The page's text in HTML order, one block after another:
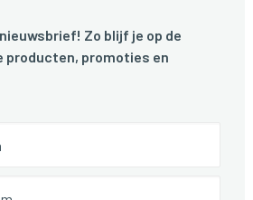
Zo blijf je op de
producten, promoties en